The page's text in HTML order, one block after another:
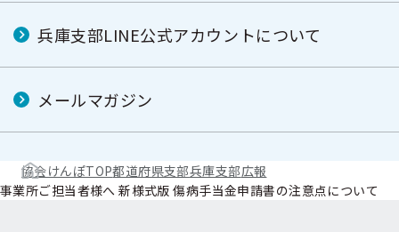
兵庫支部LINE公式アカウントについて
メールマガジン
協会けんぽTOP都道府県支部兵庫支部広報
事業所ご担当者様へ 新様式版 傷病手当金申請書の注意点について